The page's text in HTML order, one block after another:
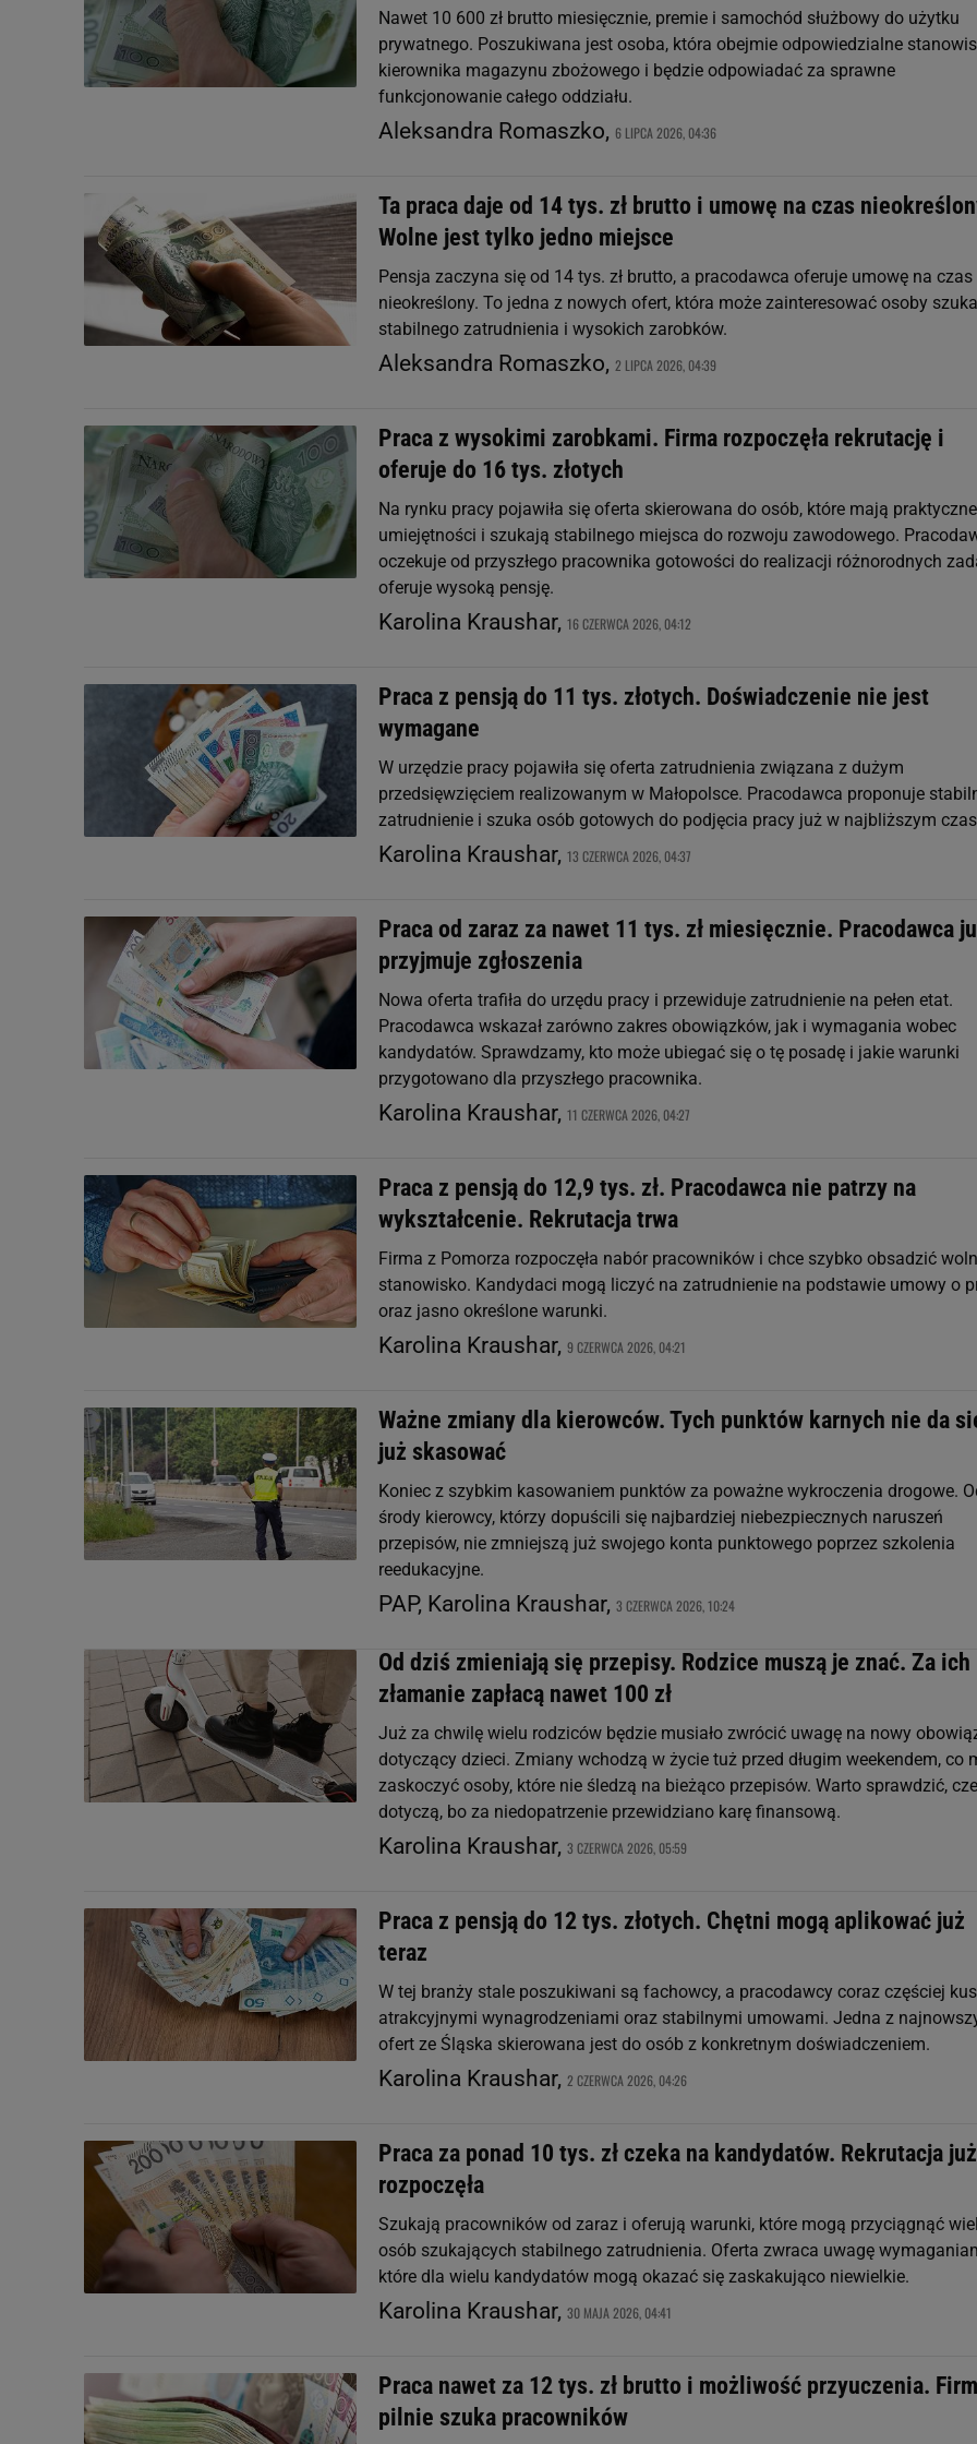
Nawet 10 600 zł brutto miesięcznie, premie i samochód służbowy do użytku
prywatnego. Poszukiwana jest osoba, która obejmie odpowiedzialne
kierownika magazynu zbożowego i będzie odpowiadać za sprawne
funkcjonowanie całego oddziału.
Aleksandra Romaszko, 6 LIPCA 2026, 04:36
Ta praca daje od 14 tys. zł brutto i umowę na czas
Wolne jest tylko jedno miejsce
Pensja zaczyna się od 14 tys. zł brutto, a pracodawca oferuje umowę na czas
nieokreślony. To jedna z nowych ofert, która może zainteresować osoby
stabilnego zatrudnienia i wysokich zarobków.
Aleksandra Romaszko, 2 LIPCA 2026, 04:39
Praca z wysokimi zarobkami. Firma rozpoczęła rekrutację i
oferuje do 16 tys. złotych
Na rynku pracy pojawiła się oferta skierowana do osób, które mają praktyczne
umiejętności i szukają stabilnego miejsca do rozwoju zawodowego.
oczekuje od przyszłego pracownika gotowości do realizacji różnorodnych
oferuje wysoką pensję.
Karolina Kraushar, 16 CZERWCA 2026, 04:12
Praca z pensją do 11 tys. złotych. Doświadczenie nie jest
wymagane
W urzędzie pracy pojawiła się oferta zatrudnienia związana z dużym
przedsięwzięciem realizowanym w Małopolsce. Pracodawca proponuje
zatrudnienie i szuka osób gotowych do podjęcia pracy już w najbliższym
Karolina Kraushar, 13 CZERWCA 2026, 04:37
Praca od zaraz za nawet 11 tys. zł miesięcznie. Pracodawca
przyjmuje zgłoszenia
Nowa oferta trafiła do urzędu pracy i przewiduje zatrudnienie na pełen etat.
Pracodawca wskazał zarówno zakres obowiązków, jak i wymagania wobec
kandydatów. Sprawdzamy, kto może ubiegać się o tę posadę i jakie warunki
przygotowano dla przyszłego pracownika.
Karolina Kraushar, 11 CZERWCA 2026, 04:27
Praca z pensją do 12,9 tys. zł. Pracodawca nie patrzy na
wykształcenie. Rekrutacja trwa
Firma z Pomorza rozpoczęła nabór pracowników i chce szybko obsadzić
stanowisko. Kandydaci mogą liczyć na zatrudnienie na podstawie umowy o
oraz jasno określone warunki.
Karolina Kraushar, 9 CZERWCA 2026, 04:21
Ważne zmiany dla kierowców. Tych punktów karnych nie da
już skasować
Koniec z szybkim kasowaniem punktów za poważne wykroczenia drogowe.
środy kierowcy, którzy dopuścili się najbardziej niebezpiecznych naruszeń
przepisów, nie zmniejszą już swojego konta punktowego poprzez szkolenia
reedukacyjne.
PAP, Karolina Kraushar, 3 CZERWCA 2026, 10:24
Od dziś zmieniają się przepisy. Rodzice muszą je znać. Za ich
złamanie zapłacą nawet 100 zł
Już za chwilę wielu rodziców będzie musiało zwrócić uwagę na nowy
dotyczący dzieci. Zmiany wchodzą w życie tuż przed długim weekendem, co
zaskoczyć osoby, które nie śledzą na bieżąco przepisów. Warto sprawdzić,
dotyczą, bo za niedopatrzenie przewidziano karę finansową.
Karolina Kraushar, 3 CZERWCA 2026, 05:59
Praca z pensją do 12 tys. złotych. Chętni mogą aplikować już
teraz
W tej branży stale poszukiwani są fachowcy, a pracodawcy coraz częściej
atrakcyjnymi wynagrodzeniami oraz stabilnymi umowami. Jedna z
ofert ze Śląska skierowana jest do osób z konkretnym doświadczeniem.
Karolina Kraushar, 2 CZERWCA 2026, 04:26
Praca za ponad 10 tys. zł czeka na kandydatów. Rekrutacja
rozpoczęła
Szukają pracowników od zaraz i oferują warunki, które mogą przyciągnąć
osób szukających stabilnego zatrudnienia. Oferta zwraca uwagę
które dla wielu kandydatów mogą okazać się zaskakująco niewielkie.
Karolina Kraushar, 30 MAJA 2026, 04:41
Praca nawet za 12 tys. zł brutto i możliwość przyuczenia.
pilnie szuka pracowników